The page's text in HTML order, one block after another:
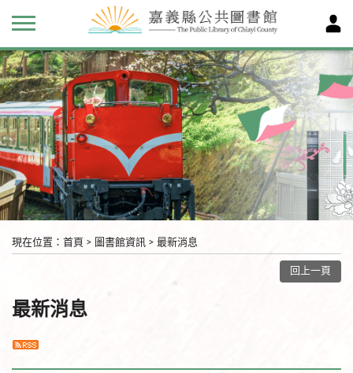
現在位置 ： 首頁 > 圖書館資訊 > 最新消息
回上一頁
最新消息